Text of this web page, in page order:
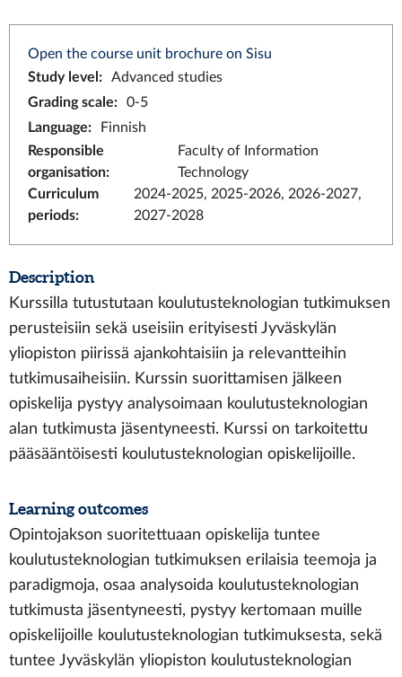
Open the course unit brochure on Sisu
Study level :
Advanced studies
Grading scale:
0-5
Language:
Finnish
Responsible
organisation:
Faculty of Information
Technology
Curriculum
periods:
2024-2025, 2025-2026, 2026-2027,
2027-2028
Description
Kurssilla tutustutaan koulutusteknologian tutkimuksen
perusteisiin sekä useisiin erityisesti Jyväskylän
yliopiston piirissä ajankohtaisiin ja relevantteihin
tutkimusaiheisiin. Kurssin suorittamisen jälkeen
opiskelija pystyy analysoimaan koulutusteknologian
alan tutkimusta jäsentyneesti. Kurssi on tarkoitettu
pääsääntöisesti koulutusteknologian opiskelijoille.
Learning outcomes
Opintojakson suoritettuaan opiskelija tuntee
koulutusteknologian tutkimuksen erilaisia teemoja ja
paradigmoja, osaa analysoida koulutusteknologian
tutkimusta jäsentyneesti, pystyy kertomaan muille
opiskelijoille koulutusteknologian tutkimuksesta, sekä
tuntee Jyväskylän yliopiston koulutusteknologian